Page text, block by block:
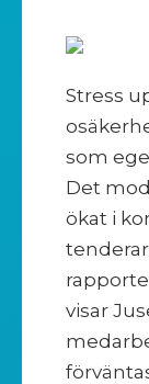
Stress
som
Det
ökat i
visar